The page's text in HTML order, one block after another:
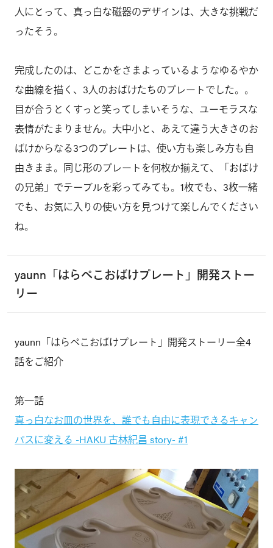
人にとって、真っ白な磁器のデザインは、大きな挑戦だ
ったそう。
完成したのは、どこかをさまよっているようなゆるやか
な曲線を描く、3人のおばけたちのプレートでした。。
目が合うとくすっと笑ってしまいそうな、ユーモラスな
表情がたまりません。大中小と、あえて違う大きさのお
ばけからなる3つのプレートは、使い方も楽しみ方も自
由きまま。同じ形のプレートを何枚か揃えて、「おばけ
の兄弟」でテーブルを彩ってみても。1枚でも、3枚一緒
でも、お気に入りの使い方を見つけて楽しんでください
ね。
yaunn「はらぺこおばけプレート」開発ストー
リー
yaunn「はらぺこおばけプレート」開発ストーリー全4
話をご紹介
第一話
真っ白なお皿の世界を、誰でも自由に表現できるキャン
パスに変える -HAKU 古林紀昌 story- #1